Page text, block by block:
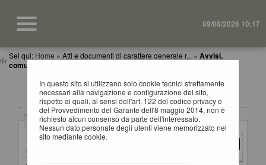
09/08/2026 10:17
Sei qui: Home » Atti e documenti di carattere generale r... » Avvisi,
comunicazioni e atti di caratter...
In questo sito si utilizzano solo cookie tecnici strettamente
necessari alla navigazione e configurazione del sito,
rispetto ai quali, ai sensi dell'art. 122 del codice privacy e
del Provvedimento del Garante dell'8 maggio 2014, non è
richiesto alcun consenso da parte dell'interessato.
Nessun dato personale degli utenti viene memorizzato nel
sito mediante cookie.
AVVISI, COMUNICAZIONI E ATTI DI CARATTERE
GENERALE
Criteri di ricerca
Stazione
appaltante :